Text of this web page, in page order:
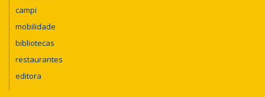
campi
mobilidade
bibliotecas
restaurantes
editora